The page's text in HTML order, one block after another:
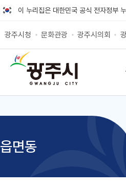
이 누리집은 대한민국 공식 전자정부
광주시청 문화관광 광주시의회
읍면동